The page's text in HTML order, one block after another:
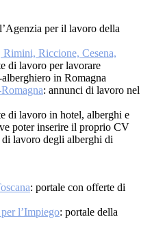
per il lavoro della
Riccione, Cesena,
di lavoro per lavorare
in Romagna
: annunci di lavoro nel
di lavoro in hotel, alberghi e
poter inserire il proprio CV
di lavoro degli alberghi di
: portale con offerte di
l’Impiego: portale della